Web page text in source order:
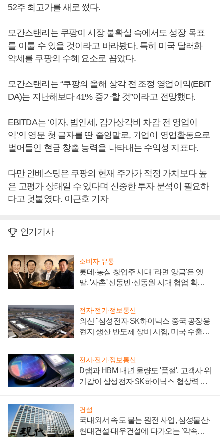
52주 최고가를 새로 썼다.
모간스탠리는 쿠팡이 시장 불확실 속에서도 성장 목표
를 이룰 수 있을 것이라고 바라봤다. 특히 미국 달러화
약세를 쿠팡의 수혜 요소로 꼽았다.
모간스탠리는 “쿠팡의 올해 상각 전 조정 영업이익(EBIT
DA)는 지난해보다 41% 증가할 것”이라고 전망했다.
EBITDA는 ‘이자, 법인세, 감가상각비 차감 전 영업이
익’의 영문 첫 글자를 딴 줄임말로, 기업이 영업활동으로
벌어들인 현금 창출 능력을 나타내는 수익성 지표다.
다만 인베스팅은 쿠팡의 현재 주가가 적정 가치보다 높
은 고평가 상태일 수 있다며 신중한 투자 분석이 필요하
다고 덧붙였다. 이근호 기자
인기기사
소비자·유통
롯데·농심 창업주 시대 '라면 앙금'은 옛
말, '사촌' 신동빈·신동원 시대 협업 확대
전자·전기·정보통신
외신 "삼성전자 SK하이닉스 중국 공장용
현지 생산 반도체 장비 시험, 미국 수출통
전자·전기·정보통신
D램과 HBM 내년 물량도 '품절', 고객사 위
기감이 삼성전자 SK하이닉스 협상력 더
건설
국내외서 속도 붙는 원전 사업, 삼성물산·
현대건설·대우건설에 다가오는 '약속의